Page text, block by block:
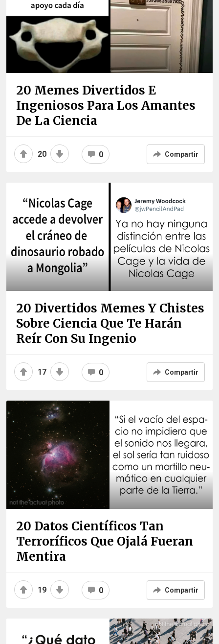
20 Memes Divertidos E
Ingeniosos Para Los Amantes
De La Ciencia
20 0 Compartir
20 Divertidos Memes Y Chistes
Sobre Ciencia Que Te Harán
Reír Con Su Ingenio
17 0 Compartir
20 Datos Científicos Tan
Terroríficos Que Ojalá Fueran
Mentira
19 0 Compartir